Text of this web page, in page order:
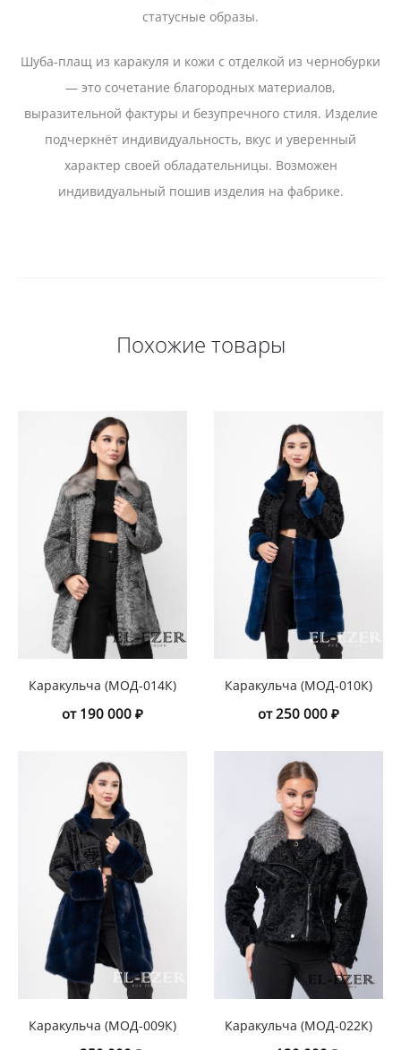
статусные образы.
Шуба-плащ из каракуля и кожи с отделкой из чернобурки
— это сочетание благородных материалов,
выразительной фактуры и безупречного стиля. Изделие
подчеркнёт индивидуальность, вкус и уверенный
характер своей обладательницы. Возможен
индивидуальный пошив изделия на фабрике.
Похожие товары
Каракульча (МОД-014К)
от 190 000 ₽
Каракульча (МОД-010К)
от 250 000 ₽
Каракульча (МОД-009К) Каракульча (МОД-022К)